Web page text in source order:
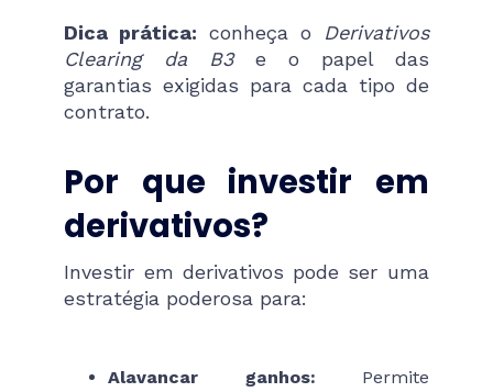
Dica prática: conheça o
Derivativos
Clearing da B3e o papel das
garantias exigidas para cada tipo de
contrato.
Por que investir em
derivativos?
Investir em derivativos pode ser uma
estratégia poderosa para:
Alavancar ganhos: Permite